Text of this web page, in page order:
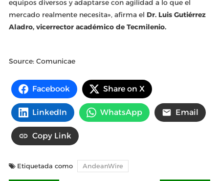
equipos diversos y adaptarse con agilidad a lo que el
mercado realmente necesita», afirma el Dr. Luis Gutiérrez
Aladro, vicerrector académico de Tecmilenio.
Source: Comunicae
Facebook Share on X
LinkedIn WhatsApp Email
Copy Link
Etiquetada como AndeanWire